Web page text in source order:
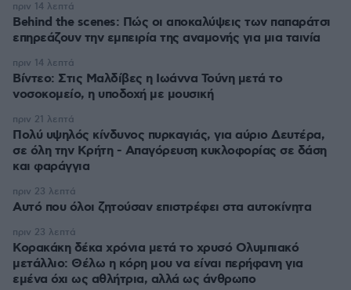
Behind the scenes: Πώς οι αποκαλύψεις των παπαράτσι
επηρεάζουν την εμπειρία της αναμονής για μια ταινία
πριν 14 λεπτά
Βίντεο: Στις Μαλδίβες η Ιωάννα Τούνη μετά το
νοσοκομείο, η υποδοχή με μουσική
πριν 14 λεπτά
Πολύ υψηλός κίνδυνος πυρκαγιάς, για αύριο Δευτέρα,
σε όλη την Κρήτη - Απαγόρευση κυκλοφορίας σε δάση
και φαράγγια
πριν 21 λεπτά
Αυτό που όλοι ζητούσαν επιστρέφει στα αυτοκίνητα
πριν 23 λεπτά
Κορακάκη δέκα χρόνια μετά το χρυσό Ολυμπιακό
μετάλλιο: Θέλω η κόρη μου να είναι περήφανη για
εμένα όχι ως αθλήτρια, αλλά ως άνθρωπο
πριν 23 λεπτά